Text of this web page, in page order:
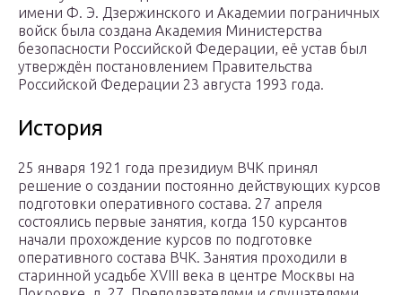
имени Ф. Э. Дзержинского и Академии пограничных
войск была создана Академия Министерства
безопасности Российской Федерации, её устав был
утверждён постановлением Правительства
Российской Федерации 23 августа 1993 года.
История
25 января 1921 года президиум ВЧК принял
решение о создании постоянно действующих курсов
подготовки оперативного состава. 27 апреля
состоялись первые занятия, когда 150 курсантов
начали прохождение курсов по подготовке
оперативного состава ВЧК. Занятия проходили в
старинной усадьбе XVIII века в центре Москвы на